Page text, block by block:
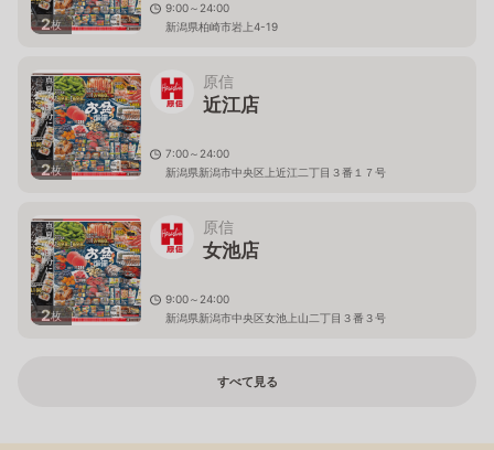
2枚
9:00～24:00
新潟県柏崎市岩上4-19
2枚
原信
近江店
7:00～24:00
新潟県新潟市中央区上近江二丁目３番１７号
2枚
原信
女池店
9:00～24:00
新潟県新潟市中央区女池上山二丁目３番３号
すべて見る